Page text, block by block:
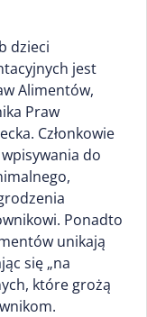
dzieci
jest
Alimentów,
Praw
Członkowie
do
Ponadto
unikają
się „na
które grożą